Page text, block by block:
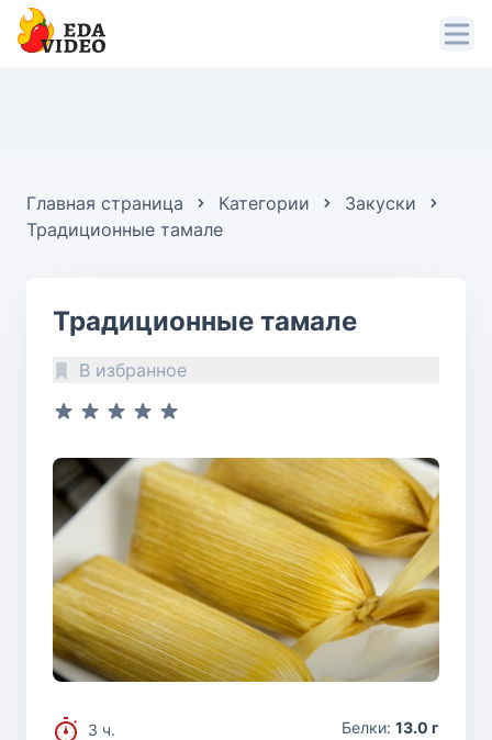
Главная страница Категории
Закуски
Традиционные тамале
Традиционные тамале
В избранное
3 ч.
Белки: 13.0 г